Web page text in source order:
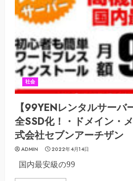
社会
【99YENレンタルサー
全SSD化！・ドメイン・
式会社セブンアーチザン
ADMIN 2022年4月14日
国内最安級の99